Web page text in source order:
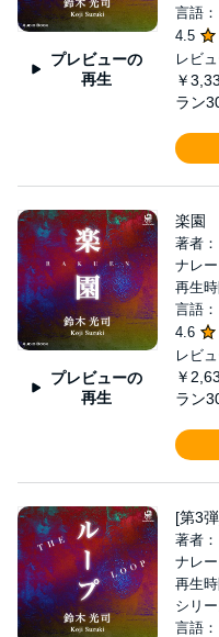
プレビューの
再生
言語
4.5
レビ
￥
ラン
プレビューの
再生
楽園
著者：
ナレ
再生
言語
4.6
レビ
￥
ラン
[第3
著者：
ナレ
再生
シリー
言語